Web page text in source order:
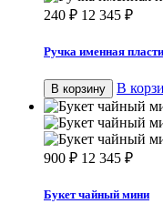
240 ₽ 12 345 ₽
Ручка именная
В корзину В
900 ₽ 12 345 ₽
Букет чайный мини